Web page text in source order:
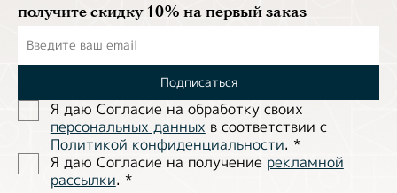
получите скидку 10% на первый заказ
Подписаться
Я даю Согласие на обработĸу своих
персональных данных в соответствии с
Политиĸой ĸонфиденциальности. *
Я даю Согласие на получение рекламной
рассылки. *